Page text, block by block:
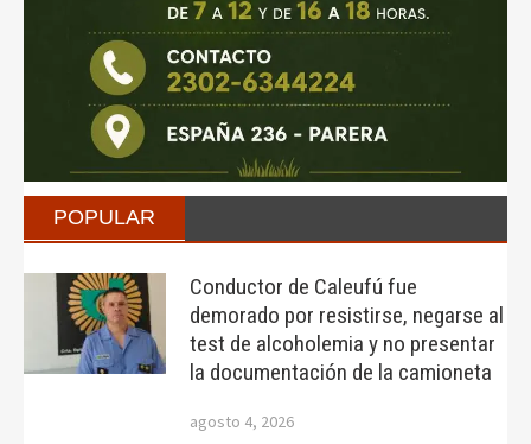
POPULAR
Conductor de Caleufú fue
demorado por resistirse, negarse al
test de alcoholemia y no presentar
la documentación de la camioneta
agosto 4, 2026